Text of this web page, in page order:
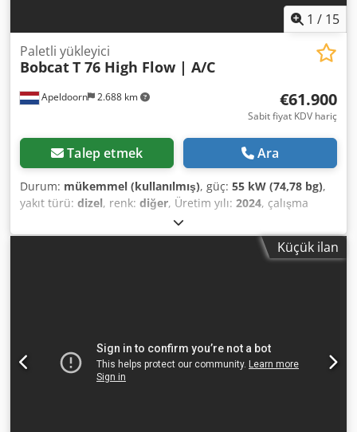
1 / 15
Apeldoorn 2.688 km
Paletli yükleyici
BobcatT 76 High Flow | A/C
€61.900
Sabit fiyat KDV hariç
Talep etmek Ara
Durum: mükemmel (kullanılmış), güç: 55 kW (74,78 bg),
yakıt türü: dizel, renk: diğer, Üretim yılı: 2024, çalışma
klima
sayısı: 4 Motor hacmi: 2.400 cc Direksiyon: Sert direksiyon
Motor markası: Bobcat Boş ağırlık: 4.898 kg Boyutlar (U x G
aydınlatma - Sinyal lambası - İki hız = Notlar = Aktarma
organı Aşama (Tier): Stage V / Tier IV final Genel Üretim
ülkesi: ABD Durum CE tipi: CE Toprak kovası, hidrolik Power
Küçük ilan